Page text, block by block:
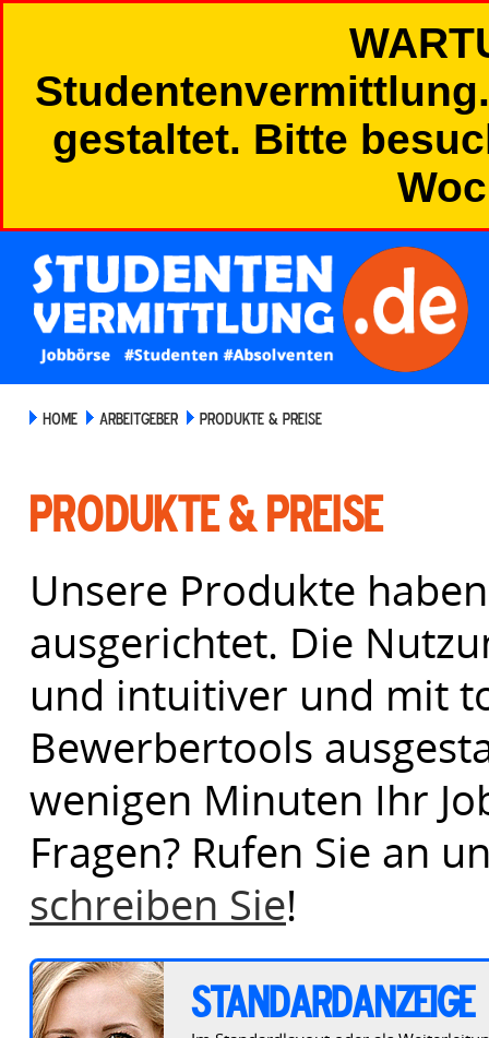
gestaltet. Bitte
HOME ARBEITGEBER PRODUKTE & PREISE
Produkte & Preise
Unsere Produkte
ausgerichtet. Die
und intuitiver und mit
Bewerbertools
wenigen Minuten Ihr
Fragen? Rufen Sie an
schreiben Sie!
STANDARDANZEIGE